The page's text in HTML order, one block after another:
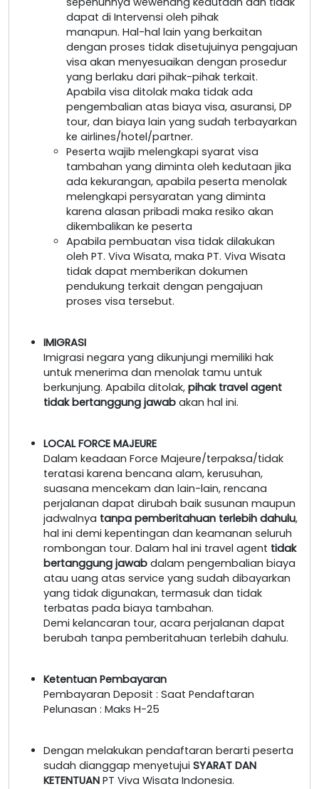
dapat di Intervensi oleh pihak
manapun. Hal-hal lain yang berkaitan
dengan proses tidak disetujuinya pengajuan
visa akan menyesuaikan dengan prosedur
yang berlaku dari pihak-pihak terkait.
Apabila visa ditolak maka tidak ada
pengembalian atas biaya visa, asuransi, DP
tour, dan biaya lain yang sudah terbayarkan
ke airlines/hotel/partner.
Peserta wajib melengkapi syarat visa
tambahan yang diminta oleh kedutaan jika
ada kekurangan, apabila peserta menolak
melengkapi persyaratan yang diminta
karena alasan pribadi maka resiko akan
dikembalikan ke peserta
Apabila pembuatan visa tidak dilakukan
oleh PT. Viva Wisata, maka PT. Viva Wisata
tidak dapat memberikan dokumen
pendukung terkait dengan pengajuan
proses visa tersebut.
IMIGRASI
Imigrasi negara yang dikunjungi memiliki hak
untuk menerima dan menolak tamu untuk
berkunjung. Apabila ditolak, pihak travel agent
tidak bertanggung jawab akan hal ini.
LOCAL FORCE MAJEURE
Dalam keadaan Force Majeure/terpaksa/tidak
teratasi karena bencana alam, kerusuhan,
suasana mencekam dan lain-lain, rencana
perjalanan dapat dirubah baik susunan maupun
jadwalnya tanpa pemberitahuan terlebih dahulu,
hal ini demi kepentingan dan keamanan seluruh
rombongan tour. Dalam hal ini travel agent tidak
bertanggung jawab dalam pengembalian biaya
atau uang atas service yang sudah dibayarkan
yang tidak digunakan, termasuk dan tidak
terbatas pada biaya tambahan.
Demi kelancaran tour, acara perjalanan dapat
berubah tanpa pemberitahuan terlebih dahulu.
Ketentuan Pembayaran
Pembayaran Deposit : Saat Pendaftaran
Pelunasan : Maks H-25
Dengan melakukan pendaftaran berarti peserta
sudah dianggap menyetujui SYARAT DAN
KETENTUAN PT Viva Wisata Indonesia.